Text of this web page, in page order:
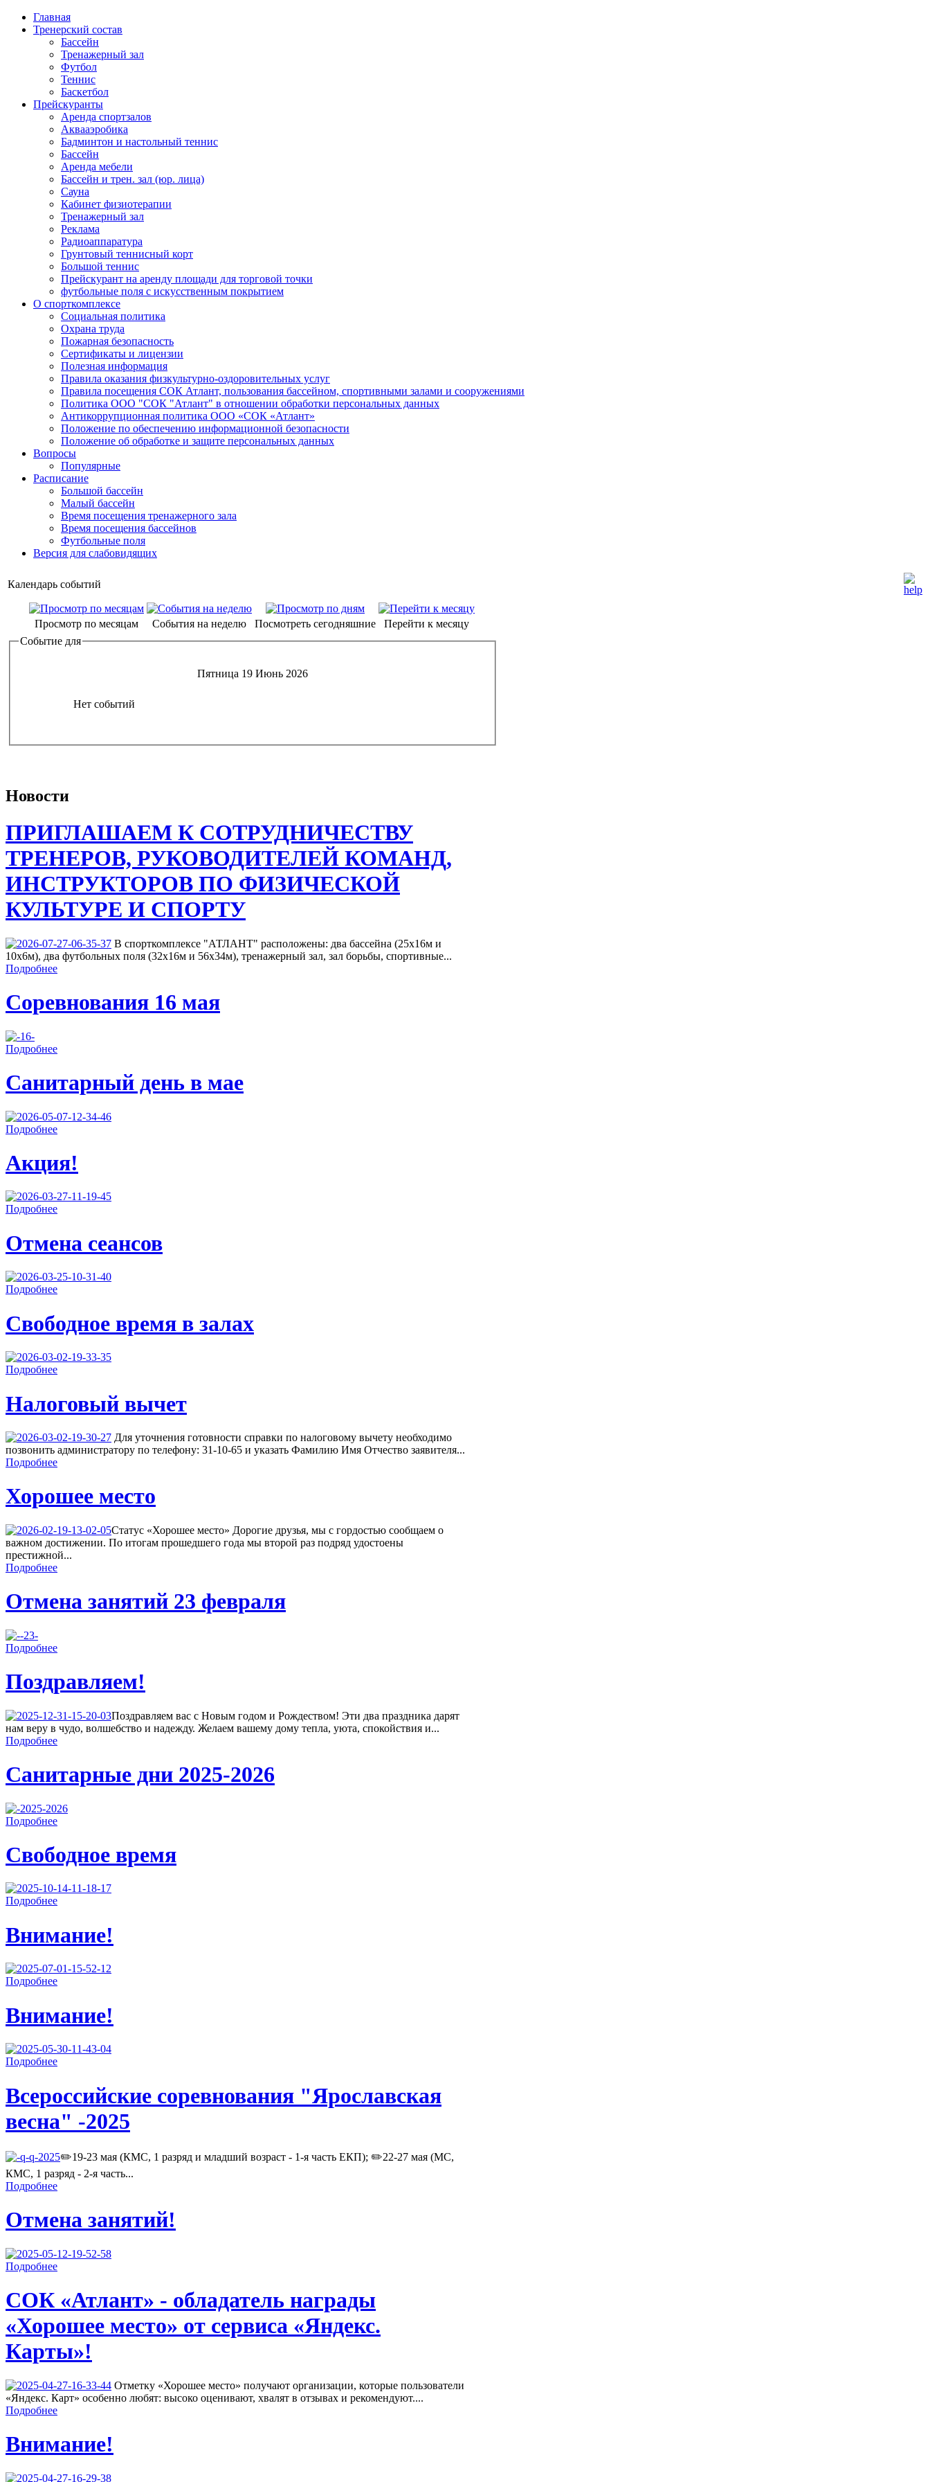
Главная
Тренерский состав
Бассейн
Тренажерный зал
Футбол
Теннис
Баскетбол
Прейскуранты
Аренда спортзалов
Аквааэробика
Бадминтон и настольный теннис
Бассейн
Аренда мебели
Бассейн и трен. зал (юр. лица)
Сауна
Кабинет физиотерапии
Тренажерный зал
Реклама
Радиоаппаратура
Грунтовый теннисный корт
Большой теннис
Прейскурант на аренду площади для торговой точки
футбольные поля с искусственным покрытием
О спорткомплексе
Социальная политика
Охрана труда
Пожарная безопасность
Сертификаты и лицензии
Полезная информация
Правила оказания физкультурно-оздоровительных услуг
Правила посещения СОК Атлант, пользования бассейном, спортивными залами и сооружениями
Политика ООО "СОК "Атлант" в отношении обработки персональных данных
Антикоррупционная политика ООО «СОК «Атлант»
Положение по обеспечению информационной безопасности
Положение об обработке и защите персональных данных
Вопросы
Популярные
Расписание
Большой бассейн
Малый бассейн
Время посещения тренажерного зала
Время посещения бассейнов
Футбольные поля
Версия для слабовидящих
Календарь событий
Просмотр по месяцам События на неделю Посмотреть сегодняшние
Перейти к месяцу
Событие для
Пятница 19 Июнь 2026
Нет событий
Новости
ПРИГЛАШАЕМ К СОТРУДНИЧЕСТВУ
ТРЕНЕРОВ, РУКОВОДИТЕЛЕЙ КОМАНД,
ИНСТРУКТОРОВ ПО ФИЗИЧЕСКОЙ
КУЛЬТУРЕ И СПОРТУ
В спорткомплексе "АТЛАНТ" расположены: два бассейна (25х16м и
10х6м), два футбольных поля (32х16м и 56х34м), тренажерный зал, зал борьбы, спортивные...
Подробнее
Соревнования 16 мая
Подробнее
Санитарный день в мае
Подробнее
Акция!
Подробнее
Отмена сеансов
Подробнее
Свободное время в залах
Подробнее
Налоговый вычет
Для уточнения готовности справки по налоговому вычету необходимо
позвонить администратору по телефону: 31-10-65 и указать Фамилию Имя Отчество заявителя...
Подробнее
Хорошее место
Cтатус «Хорошее место» Дорогие друзья, мы с гордостью сообщаем о
важном достижении. По итогам прошедшего года мы второй раз подряд удостоены
престижной...
Подробнее
Отмена занятий 23 февраля
Подробнее
Поздравляем!
Поздравляем вас с Новым годом и Рождеством! Эти два праздника дарят
нам веру в чудо, волшебство и надежду. Желаем вашему дому тепла, уюта, спокойствия и...
Подробнее
Санитарные дни 2025-2026
Подробнее
Свободное время
Подробнее
Внимание!
Подробнее
Внимание!
Подробнее
Всероссийские соревнования "Ярославская
весна" -2025
✏️19-23 мая (КМС, 1 разряд и младший возраст - 1-я часть ЕКП); ✏️22-27 мая (МС,
КМС, 1 разряд - 2-я часть...
Подробнее
Отмена занятий!
Подробнее
СОК «Атлант» - обладатель награды
«Хорошее место» от сервиса «Яндекс.
Карты»!
Отметку «Хорошее место» получают организации, которые пользователи
«Яндекс. Карт» особенно любят: высоко оценивают, хвалят в отзывах и рекомендуют....
Подробнее
Внимание!